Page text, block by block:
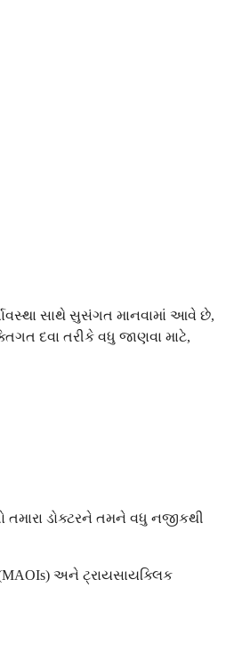
સાથે સુસંગત માનવામાં આવે છે,
દવા તરીકે વધુ જાણવા માટે,
તમારા ડોક્ટરને તમને વધુ નજીકથી
અને ટ્રાયસાયક્લિક